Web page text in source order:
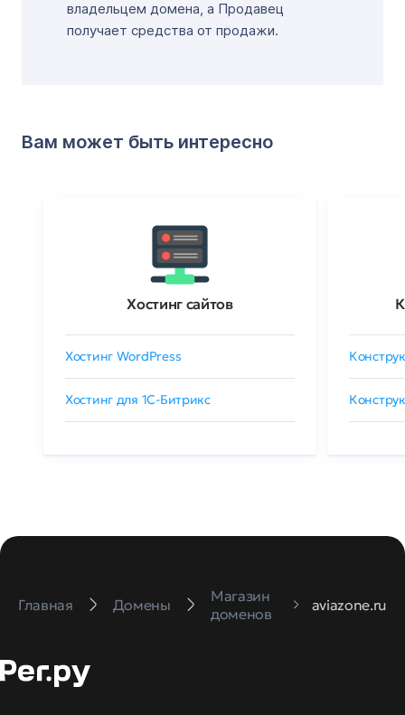
владельцем домена, а Продавец
получает средства от продажи.
Вам может быть интересно
Хостинг сайтов
Хостинг WordPress
Хостинг для 1C-Битрикс
Главная Домены
Магазин
доменов
aviazone.ru